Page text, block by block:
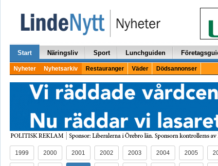
Start Näringsliv Sport Lunchguiden
Nyheter Nyhetsarkiv Restauranger Väder Dödsannonser
1999 2000 2001 2002 2003 2004 2005